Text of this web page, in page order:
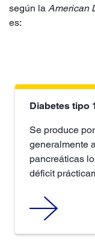
según la American
es:
Diabetes tipo 1
Se produce
generalmente
pancreáticas
déficit